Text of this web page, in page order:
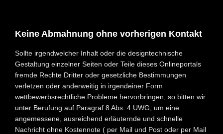
Keine Abmahnung ohne vorherigen Kontakt
Sollte irgendwelcher Inhalt oder die designtechnische
Gestaltung einzelner Seiten oder Teile dieses Onlineportals
fremde Rechte Dritter oder gesetzliche Bestimmungen
verletzen oder anderweitig in irgendeiner Form
wettbewerbsrechtliche Probleme hervorbringen, so bitten wir
unter Berufung auf Paragraf 8 Abs. 4 UWG, um eine
angemessene, ausreichend erläuternde und schnelle
Nachricht ohne Kostennote ( per Mail und Post oder per Mail